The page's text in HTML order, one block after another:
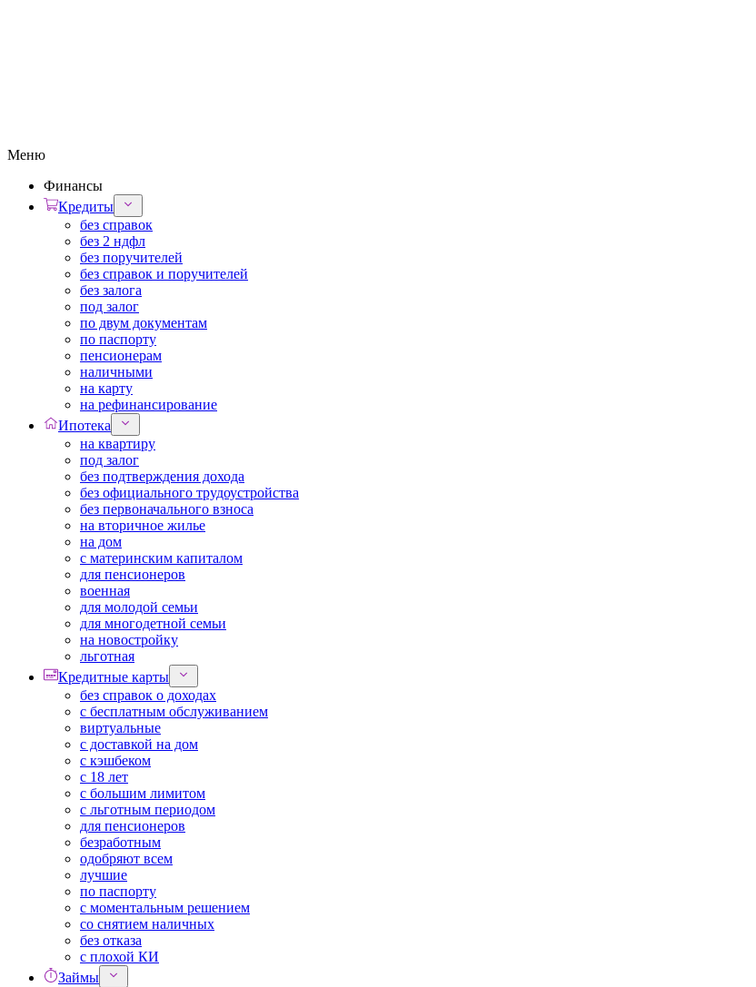
Меню
Финансы
Кредиты
без справок
без 2 ндфл
без поручителей
без справок и поручителей
без залога
под залог
по двум документам
по паспорту
пенсионерам
наличными
на карту
на рефинансирование
Ипотека
на квартиру
под залог
без подтверждения дохода
без официального трудоустройства
без первоначального взноса
на вторичное жилье
на дом
с материнским капиталом
для пенсионеров
военная
для молодой семьи
для многодетной семьи
на новостройку
льготная
Кредитные карты
без справок о доходах
с бесплатным обслуживанием
виртуальные
с доставкой на дом
с кэшбеком
с 18 лет
с большим лимитом
с льготным периодом
для пенсионеров
безработным
одобряют всем
лучшие
по паспорту
с моментальным решением
со снятием наличных
без отказа
с плохой КИ
Займы